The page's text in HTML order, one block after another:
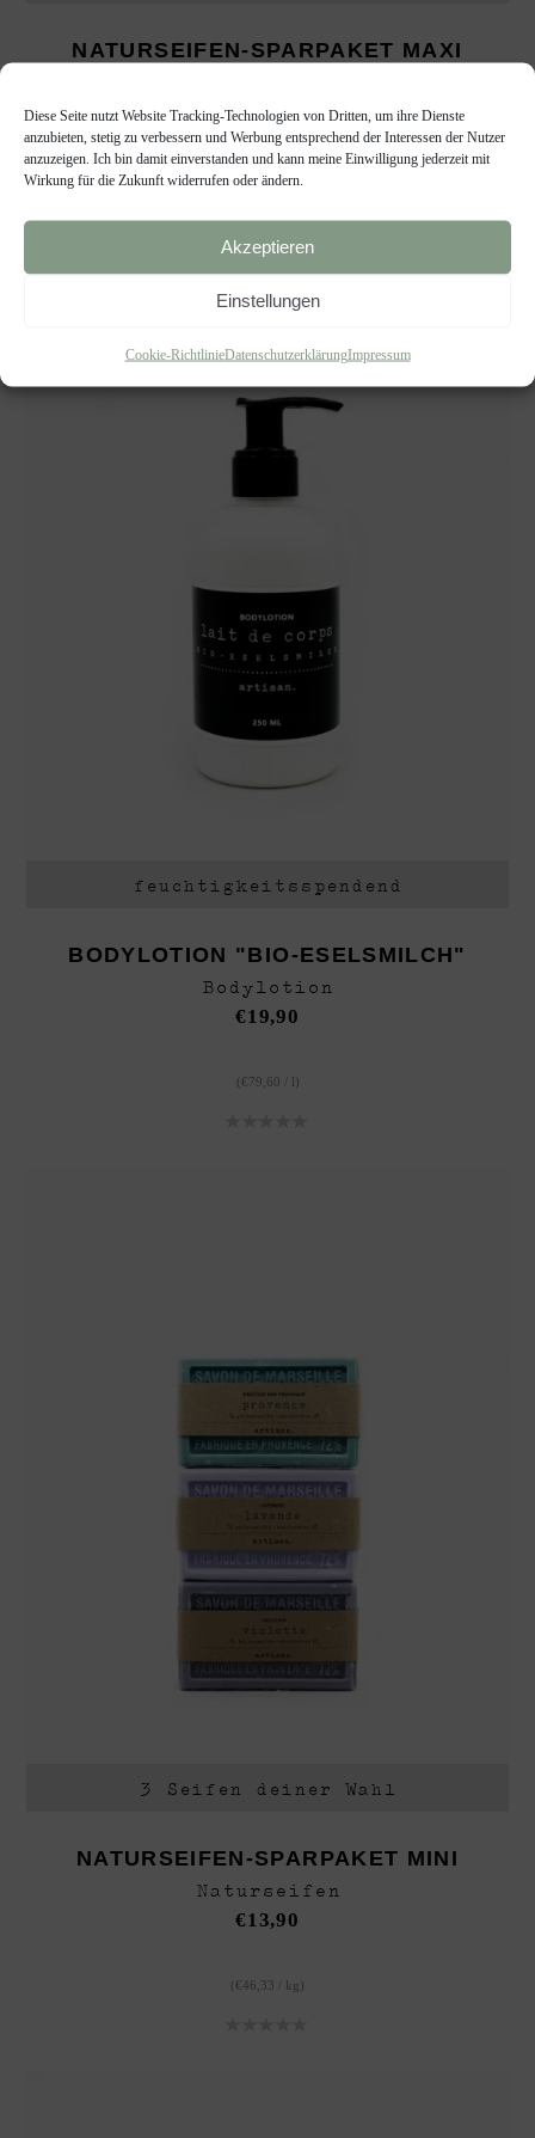
Diese Seite nutzt Website Tracking-Technologien von Dritten, um ihre Dienste
anzubieten, stetig zu verbessern und Werbung entsprechend der Interessen der Nutzer
anzuzeigen. Ich bin damit einverstanden und kann meine Einwilligung jederzeit mit
Wirkung für die Zukunft widerrufen oder ändern.
Akzeptieren
Einstellungen
Cookie-RichtlinieDatenschutzerklärungImpressum
NATURSEIFEN-SPARPAKET MAXI
€44,90
(€44,90/kg
feuchtigkeitsspendend
BODYLOTION "BIO-ESELSMILCH"
Bodylotion
€19,90
( €79,60 l )
3 Seifen deiner Wahl
NATURSEIFEN-SPARPAKET MINI
Naturseifen
€13,90
( €46,33 kg )